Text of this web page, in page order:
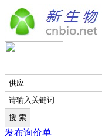
发布询价单